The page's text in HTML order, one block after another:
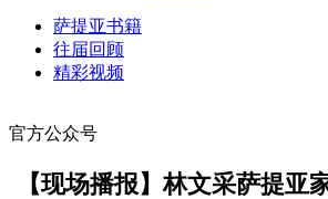
萨提亚书籍
往届回顾
精彩视频
官方公众号
【现场播报】林文采萨提亚